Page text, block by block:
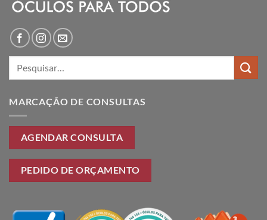
MARCAÇÃO DE CONSULTAS
AGENDAR CONSULTA
PEDIDO DE ORÇAMENTO